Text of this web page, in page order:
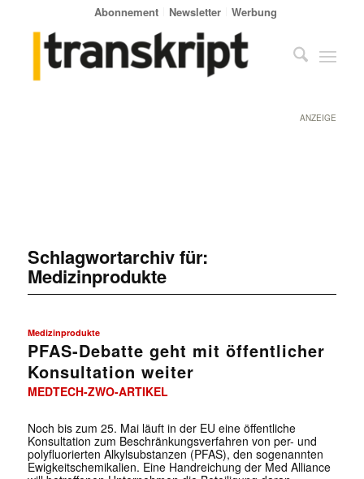
Abonnement Newsletter Werbung
ANZEIGE
Schlagwortarchiv für:
Medizinprodukte
Medizinprodukte
PFAS-Debatte geht mit öffentlicher
Konsultation weiter
MEDTECH-ZWO-ARTIKEL
Noch bis zum 25. Mai läuft in der EU eine öffentliche
Konsultation zum Beschränkungsverfahren von per- und
polyfluorierten Alkylsubstanzen (PFAS), den sogenannten
Ewigkeitschemikalien. Eine Handreichung der Med Alliance